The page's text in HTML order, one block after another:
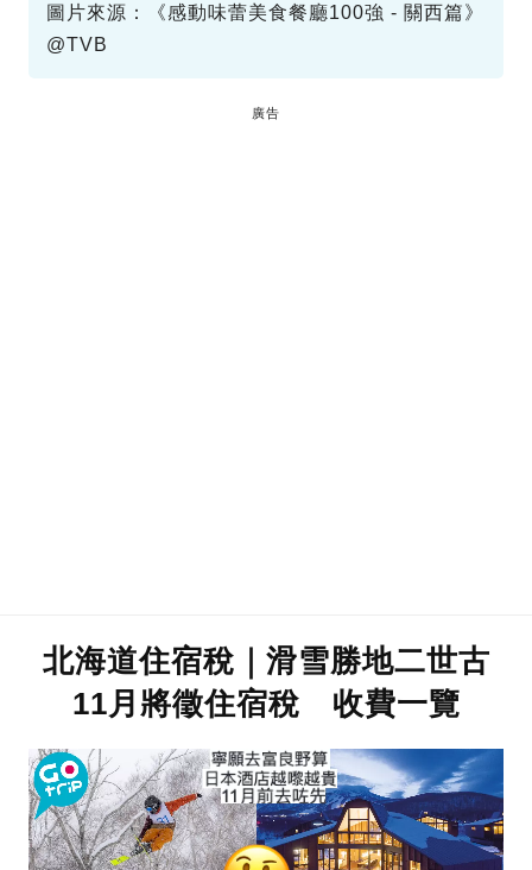
圖片來源：《感動味蕾美食餐廳100強 - 關西篇》
@TVB
廣告
北海道住宿稅｜滑雪勝地二世古
11月將徵住宿稅 收費一覽